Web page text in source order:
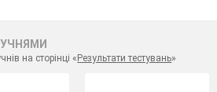
УЧНЯМИ
на сторінці « Результати тестувань»